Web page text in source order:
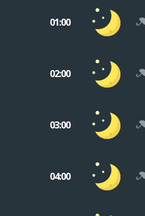
01:00
02:00
03:00
04:00